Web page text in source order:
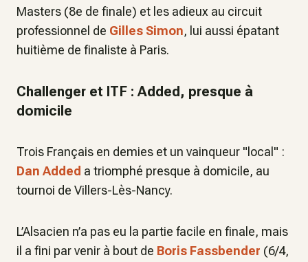
Masters (8e de finale) et les adieux au circuit
professionnel de Gilles Simon, lui aussi épatant
huitième de finaliste à Paris.
Challenger et ITF : Added, presque à
domicile
Trois Français en demies et un vainqueur "local" :
Dan Added a triomphé presque à domicile, au
tournoi de Villers-Lès-Nancy.
L’Alsacien n’a pas eu la partie facile en finale, mais
il a fini par venir à bout de Boris Fassbender (6/4,